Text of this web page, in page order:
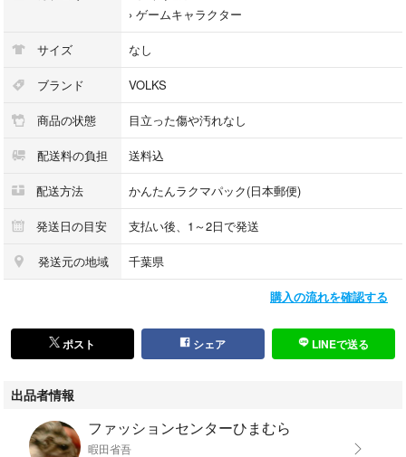
› ゲームキャラクター
サイズ なし
ブランド VOLKS
商品の状態 目立った傷や汚れなし
配送料の負担 送料込
配送方法 かんたんラクマパック(日本郵便)
発送日の目安 支払い後、1～2日で発送
発送元の地域 千葉県
購入の流れを確認する
ポスト シェア LINEで送る
出品者情報
ファッションセンターひまむら
暇田省吾